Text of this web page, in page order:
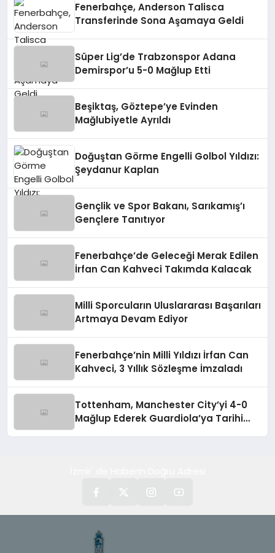
Fenerbahçe, Anderson Talisca
Transferinde Sona Aşamaya Geldi
Süper Lig’de Trabzonspor Adana
Demirspor’u 5-0 Mağlup Etti
Beşiktaş, Göztepe’ye Evinden
Mağlubiyetle Ayrıldı
Doğuştan Görme Engelli Golbol Yıldızı:
Şeydanur Kaplan
Gençlik ve Spor Bakanı, Sarıkamış’ı
Gençlere Tanıtıyor
Fenerbahçe’de Geleceği Merak Edilen
İrfan Can Kahveci Takımda Kalacak
Milli Sporcuların Uluslararası Başarıları
Artmaya Devam Ediyor
Fenerbahçe’nin Milli Yıldızı İrfan Can
Kahveci, 3 Yıllık Sözleşme İmzaladı
Tottenham, Manchester City’yi 4-0
Mağlup Ederek Guardiola’ya Tarihi